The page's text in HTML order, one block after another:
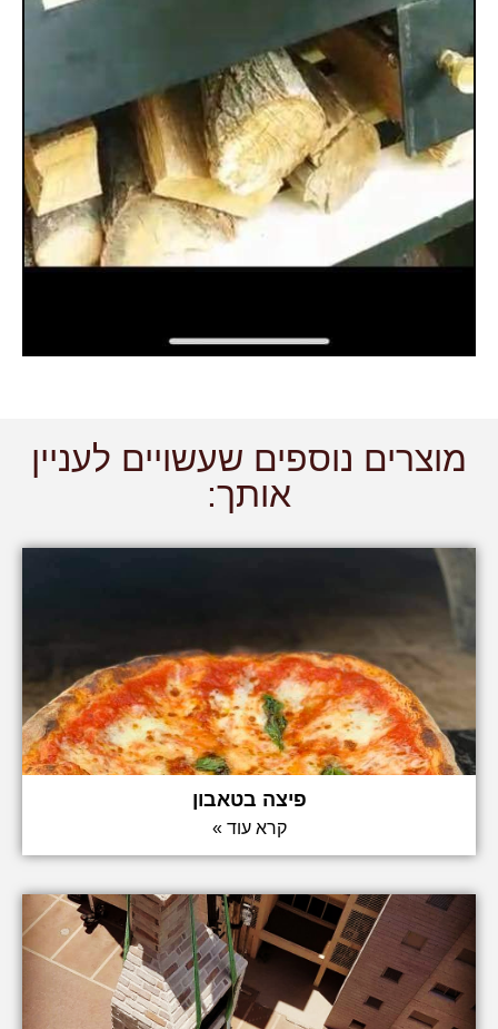
מוצרים נוספים שעשויים לעניין
אותך:
פיצה בטאבון
קרא עוד »